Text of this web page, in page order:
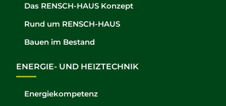
Das RENSCH-HAUS Konzept
Rund um RENSCH-HAUS
Bauen im Bestand
ENERGIE- UND HEIZTECHNIK
Energiekompetenz